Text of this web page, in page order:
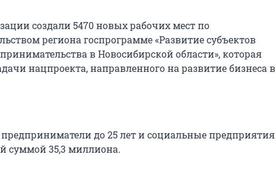
создали 5470 новых рабочих мест по
региона госпрограмме «Развитие субъектов
в Новосибирской области», которая
нацпроекта, направленного на развитие бизнеса в
предприниматели до 25 лет и социальные предприятия
суммой 35,3 миллиона.